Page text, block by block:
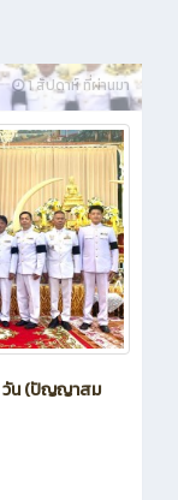
1 สัปดาห์ ที่ผ่านมา
วัน (ปัญญาสม